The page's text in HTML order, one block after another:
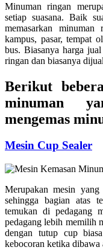
Minuman ringan
setiap suasana. Baik
memasarkan
kampus, pasar, tempat
bus. Biasanya harga
ringan dan biasanya
Berikut
minuman
mengemas
Mesin Cup Sealer
Merupakan mesin
sehingga bagian atas
temukan di pedagang
pedagang lebih memilih
dengan tutup cup
kebocoran ketika